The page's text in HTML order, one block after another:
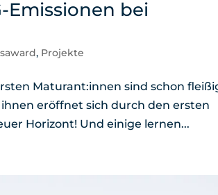
Emissionen bei
, Projekte
Maturant:innen sind schon
eröffnet sich durch den ersten
Horizont! Und einige lernen...